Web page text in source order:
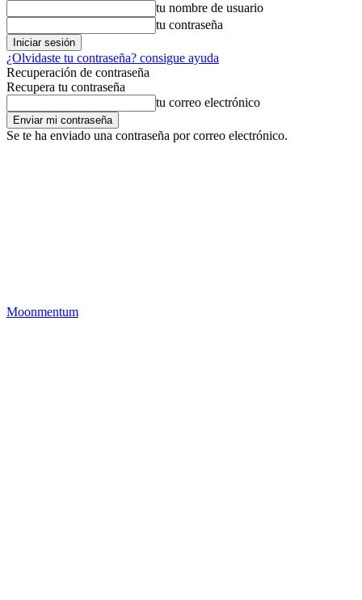
tu nombre de usuario
tu contraseña
¿Olvidaste tu contraseña? consigue ayuda
Recuperación de contraseña
Recupera tu contraseña
tu correo electrónico
Se te ha enviado una contraseña por correo electrónico.
Moonmentum